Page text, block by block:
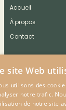
Accueil
À propos
Contact
CONTACT
site Web
utilisons des
notre trafic.
de notre site